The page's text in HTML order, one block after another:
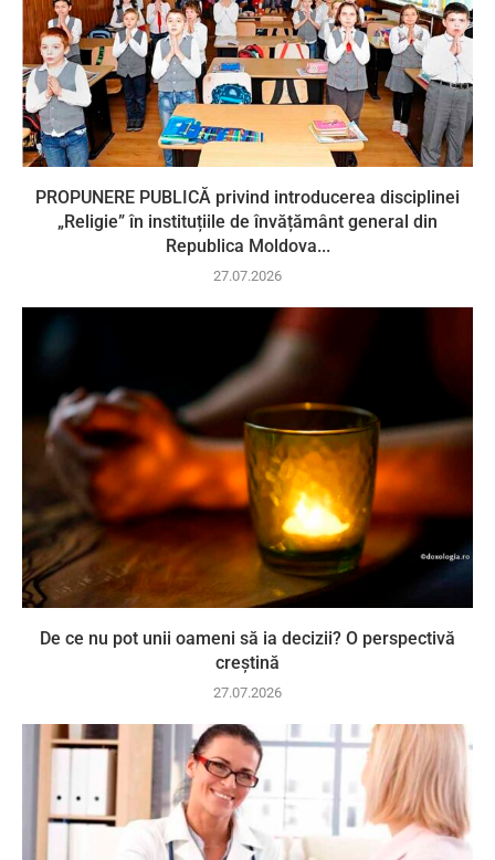
PROPUNERE PUBLICĂ privind introducerea disciplinei
„Religie” în instituțiile de învățământ general din
Republica Moldova...
27.07.2026
De ce nu pot unii oameni să ia decizii? O perspectivă
creștină
27.07.2026